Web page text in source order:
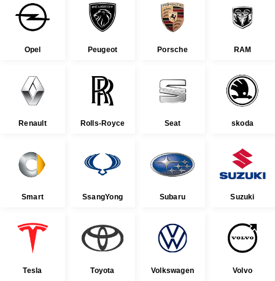
Opel Peugeot Porsche RAM
Renault Rolls-Royce Seat skoda
Smart SsangYong Subaru Suzuki
Tesla Toyota Volkswagen Volvo